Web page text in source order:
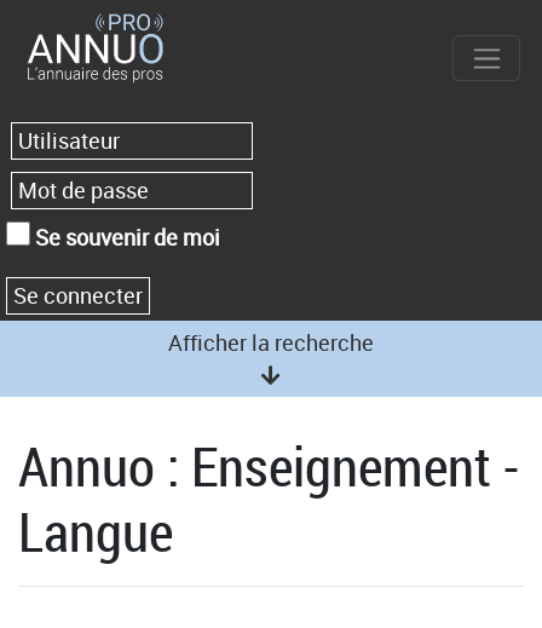
Se souvenir de moi
Afficher la recherche
Annuo : Enseignement -
Langue